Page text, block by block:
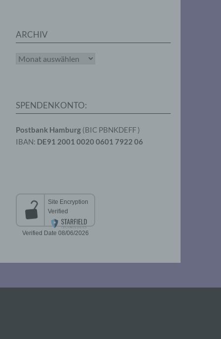
ARCHIV
Archiv
SPENDENKONTO:
Postbank Hamburg (BIC PBNKDEFF )
IBAN: DE91 2001 0020 0601 7922 06